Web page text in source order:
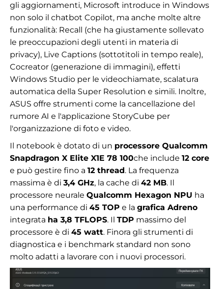
gli aggiornamenti, Microsoft introduce in Windows
non solo il chatbot Copilot, ma anche molte altre
funzionalità: Recall (che ha giustamente sollevato
le preoccupazioni degli utenti in materia di
privacy), Live Captions (sottotitoli in tempo reale),
Cocreator (generazione di immagini), effetti
Windows Studio per le videochiamate, scalatura
automatica della Super Resolution e simili. Inoltre,
ASUS offre strumenti come la cancellazione del
rumore AI e l'applicazione StoryCube per
l'organizzazione di foto e video.
Il notebook è dotato di un processore Qualcomm
Snapdragon X Elite X1E 78 100che include 12 core
e può gestire fino a 12 thread. La frequenza
massima è di 3,4 GHz, la cache di 42 MB. Il
processore neurale Qualcomm Hexagon NPU ha
una performance di 45 TOP e la grafica Adreno
integrata ha 3,8 TFLOPS. Il TDP massimo del
processore è di 45 watt. Finora gli strumenti di
diagnostica e i benchmark standard non sono
molto adatti a lavorare con i nuovi processori.